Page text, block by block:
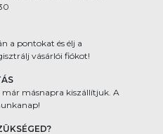
a pontokat és élj a
vásárlói fiókot!
másnapra kiszállítjuk. A